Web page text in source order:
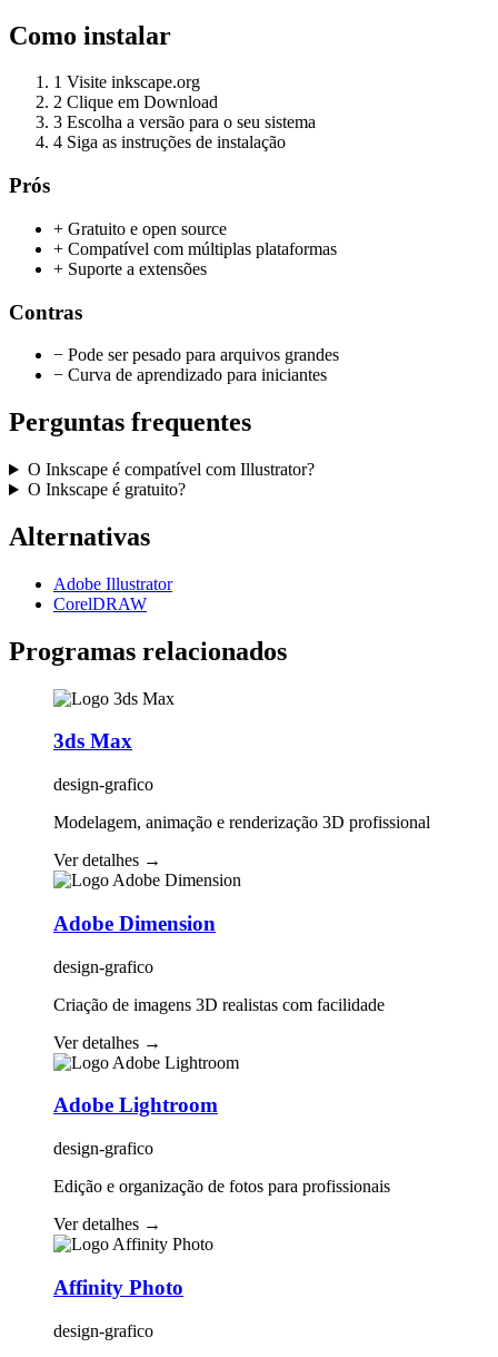
Como instalar
1 Visite inkscape.org
2 Clique em Download
3 Escolha a versão para o seu sistema
4 Siga as instruções de instalação
Prós
+ Gratuito e open source
+ Compatível com múltiplas plataformas
+ Suporte a extensões
Contras
− Pode ser pesado para arquivos grandes
− Curva de aprendizado para iniciantes
Perguntas frequentes
O Inkscape é compatível com Illustrator?
O Inkscape é gratuito?
Alternativas
Adobe Illustrator
CorelDRAW
Programas relacionados
3ds Max
design-grafico
Modelagem, animação e renderização 3D profissional
Ver detalhes →
Adobe Dimension
design-grafico
Criação de imagens 3D realistas com facilidade
Ver detalhes →
Adobe Lightroom
design-grafico
Edição e organização de fotos para profissionais
Ver detalhes →
Affinity Photo
design-grafico